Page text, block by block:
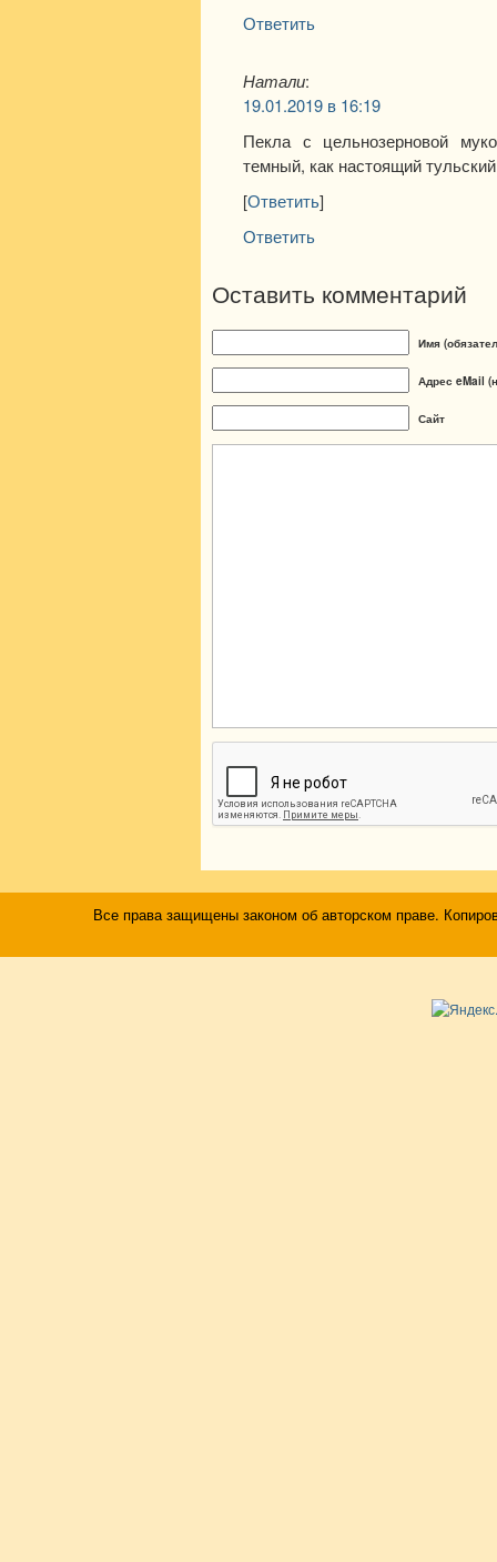
Ответить
Натали:
19.01.2019 в 16:19
Пекла с цельнозерновой
темный, как настоящий
[Ответить]
Ответить
Оставить комментарий
Имя
Адрес eMail
Сайт
Все права защищены законом об авторском праве.